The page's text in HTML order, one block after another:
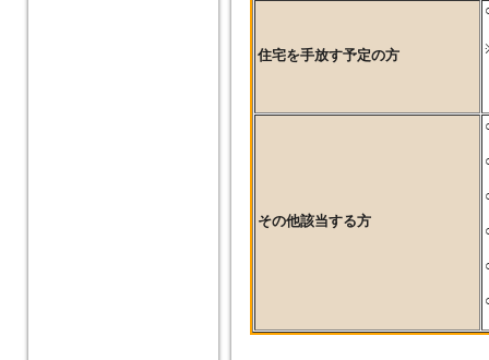
住宅を手放す予定の方
その他該当する方